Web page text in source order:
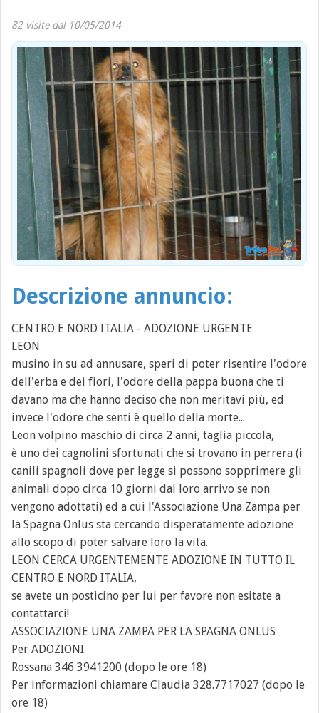
82 visite dal 10/05/2014
Descrizione annuncio:
CENTRO E NORD ITALIA - ADOZIONE URGENTE
LEON
musino in su ad annusare, speri di poter risentire l'odore
dell'erba e dei fiori, l'odore della pappa buona che ti
davano ma che hanno deciso che non meritavi più, ed
invece l'odore che senti è quello della morte...
Leon volpino maschio di circa 2 anni, taglia piccola,
è uno dei cagnolini sfortunati che si trovano in perrera (i
canili spagnoli dove per legge si possono sopprimere gli
animali dopo circa 10 giorni dal loro arrivo se non
vengono adottati) ed a cui l'Associazione Una Zampa per
la Spagna Onlus sta cercando disperatamente adozione
allo scopo di poter salvare loro la vita.
LEON CERCA URGENTEMENTE ADOZIONE IN TUTTO IL
CENTRO E NORD ITALIA,
se avete un posticino per lui per favore non esitate a
contattarci!
ASSOCIAZIONE UNA ZAMPA PER LA SPAGNA ONLUS
Per ADOZIONI
Rossana 346 3941200 (dopo le ore 18)
Per informazioni chiamare Claudia 328.7717027 (dopo le
ore 18)